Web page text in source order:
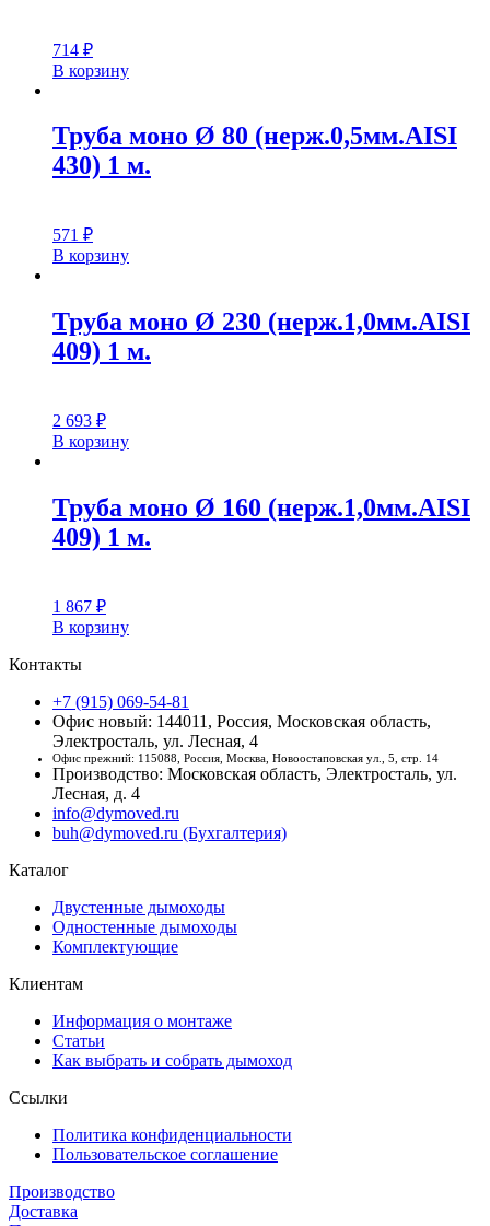
714 ₽
В корзину
Труба моно Ø 80 (нерж.0,5мм.AISI
430) 1 м.
571 ₽
В корзину
Труба моно Ø 230 (нерж.1,0мм.AISI
409) 1 м.
2 693 ₽
В корзину
Труба моно Ø 160 (нерж.1,0мм.AISI
409) 1 м.
1 867 ₽
В корзину
Контакты
+7 (915) 069-54-81
Офис новый: 144011, Россия, Московская область,
Электросталь, ул. Лесная, 4
Офис прежний: 115088, Россия, Москва, Новоостаповская ул., 5, стр. 14
Производство: Московская область, Электросталь, ул.
Лесная, д. 4
info@dymoved.ru
buh@dymoved.ru (Бухгалтерия)
Каталог
Двустенные дымоходы
Одностенные дымоходы
Комплектующие
Клиентам
Информация о монтаже
Статьи
Как выбрать и собрать дымоход
Ссылки
Политика конфиденциальности
Пользовательское соглашение
Производство
Доставка